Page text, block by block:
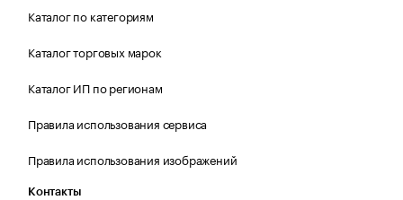
Каталог по категориям
Каталог торговых марок
Каталог ИП по регионам
Правила использования сервиса
Правила использования изображений
Контакты